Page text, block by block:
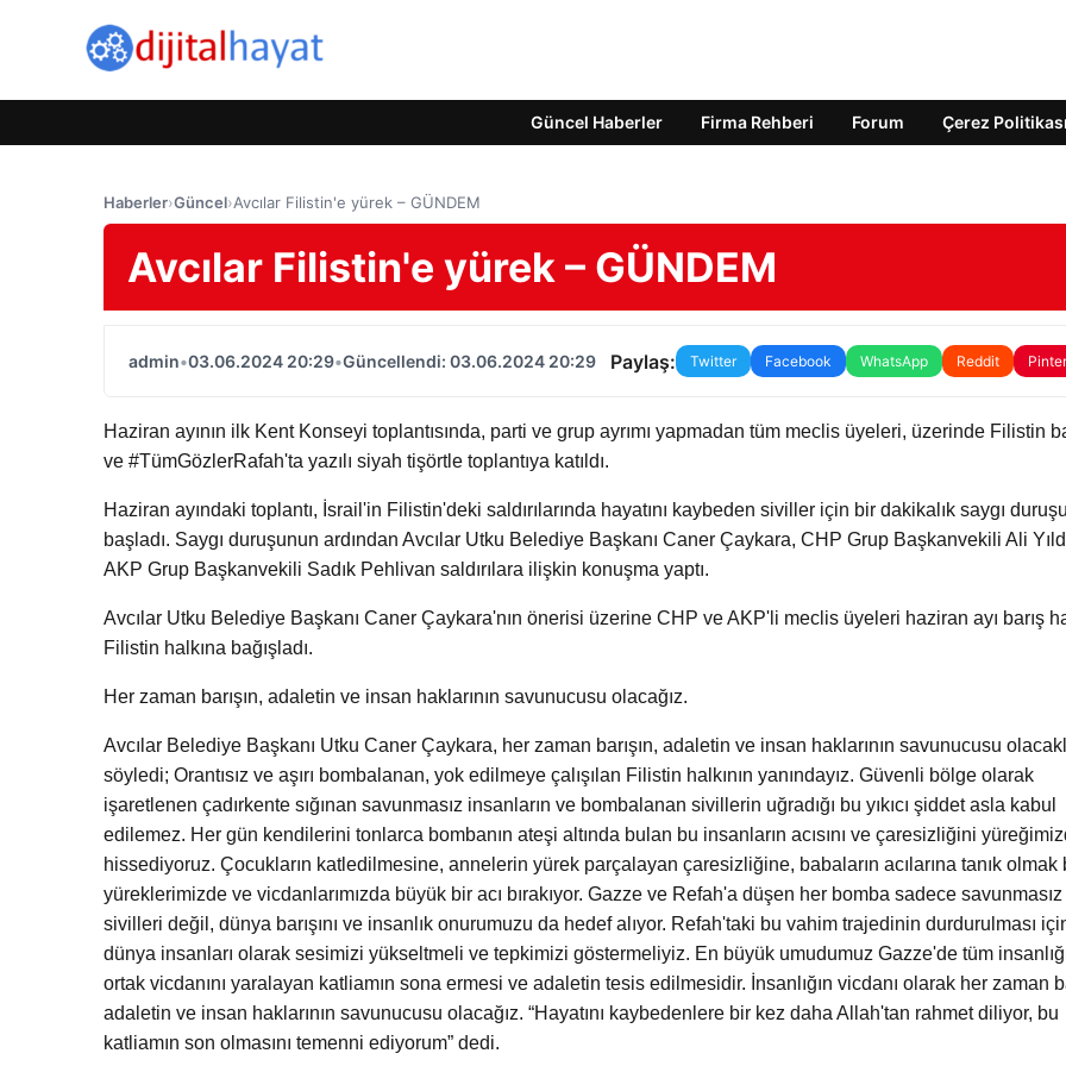
Güncel Haberler Firma Rehberi Forum Çerez Politikası
Haberler›Güncel›Avcılar Filistin'e yürek – GÜNDEM
Avcılar Filistin'e yürek – GÜNDEM
admin•03.06.2024 20:29•Güncellendi: 03.06.2024 20:29 Paylaş: Twitter Facebook WhatsApp Reddit
Haziran ayının ilk Kent Konseyi toplantısında, parti ve grup ayrımı yapmadan tüm meclis üyeleri, üzerinde Filistin
ve #TümGözlerRafah'ta yazılı siyah tişörtle toplantıya katıldı.
Haziran ayındaki toplantı, İsrail'in Filistin'deki saldırılarında hayatını kaybeden siviller için bir dakikalık saygı
başladı. Saygı duruşunun ardından Avcılar Utku Belediye Başkanı Caner Çaykara, CHP Grup Başkanvekili Ali
AKP Grup Başkanvekili Sadık Pehlivan saldırılara ilişkin konuşma yaptı.
Avcılar Utku Belediye Başkanı Caner Çaykara'nın önerisi üzerine CHP ve AKP'li meclis üyeleri haziran ayı barış
Filistin halkına bağışladı.
Her zaman barışın, adaletin ve insan haklarının savunucusu olacağız.
Avcılar Belediye Başkanı Utku Caner Çaykara, her zaman barışın, adaletin ve insan haklarının savunucusu
söyledi; Orantısız ve aşırı bombalanan, yok edilmeye çalışılan Filistin halkının yanındayız. Güvenli bölge olarak
işaretlenen çadırkente sığınan savunmasız insanların ve bombalanan sivillerin uğradığı bu yıkıcı şiddet asla kabul
edilemez. Her gün kendilerini tonlarca bombanın ateşi altında bulan bu insanların acısını ve çaresizliğini
hissediyoruz. Çocukların katledilmesine, annelerin yürek parçalayan çaresizliğine, babaların acılarına tanık olmak
yüreklerimizde ve vicdanlarımızda büyük bir acı bırakıyor. Gazze ve Refah'a düşen her bomba sadece savunmasız
sivilleri değil, dünya barışını ve insanlık onurumuzu da hedef alıyor. Refah'taki bu vahim trajedinin durdurulması
dünya insanları olarak sesimizi yükseltmeli ve tepkimizi göstermeliyiz. En büyük umudumuz Gazze'de tüm
ortak vicdanını yaralayan katliamın sona ermesi ve adaletin tesis edilmesidir. İnsanlığın vicdanı olarak her zaman
adaletin ve insan haklarının savunucusu olacağız. “Hayatını kaybedenlere bir kez daha Allah'tan rahmet diliyor, bu
katliamın son olmasını temenni ediyorum” dedi.